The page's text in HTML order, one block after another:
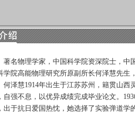
物理学家，中国科学院资深院士，中
学院高能物理研究所原副所长何泽慧先生
慧1914年出生于江苏苏州，籍贯山西
自强不息，以优异成绩完成毕业论文。
出于抗日爱国热忱，她选择了实验弹道学